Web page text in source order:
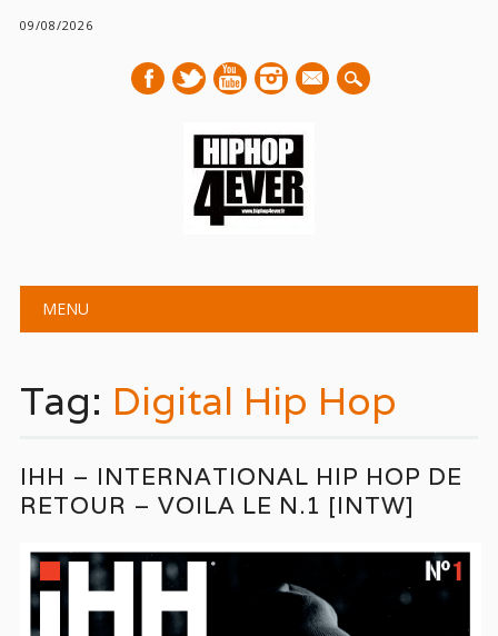
09/08/2026
mail
Main menu
MENU
Tag: Digital Hip Hop
IHH – INTERNATIONAL HIP HOP DE
RETOUR – VOILA LE N.1 [INTW]